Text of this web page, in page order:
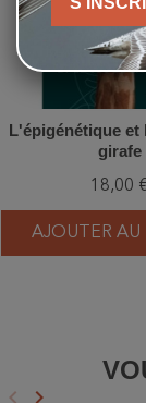
L'épigénétique et
girafe
18,00 €
AJOUTER AU
keyboard_arrow_left keyboard_arrow_right